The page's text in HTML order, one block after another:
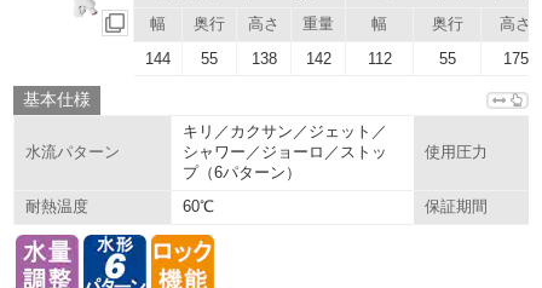
幅
奥行 高さ 重量 幅 奥行 高さ
144 55 138 142 112 55 175
基本仕様
水流パターン
キリ／カクサン／ジェット／
シャワー／ジョーロ／ストッ
プ（6パターン）
使用圧力
耐熱温度 60℃ 保証期間